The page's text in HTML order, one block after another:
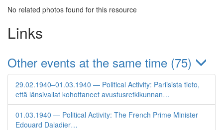
No related photos found for this resource
Links
Other events at the same time (75)
29.02.1940–01.03.1940 — Political Activity: Pariisista tieto,
että länsivallat kohottaneet avustusretkikunnan…
01.03.1940 — Political Activity: The French Prime Minister
Edouard Daladier…